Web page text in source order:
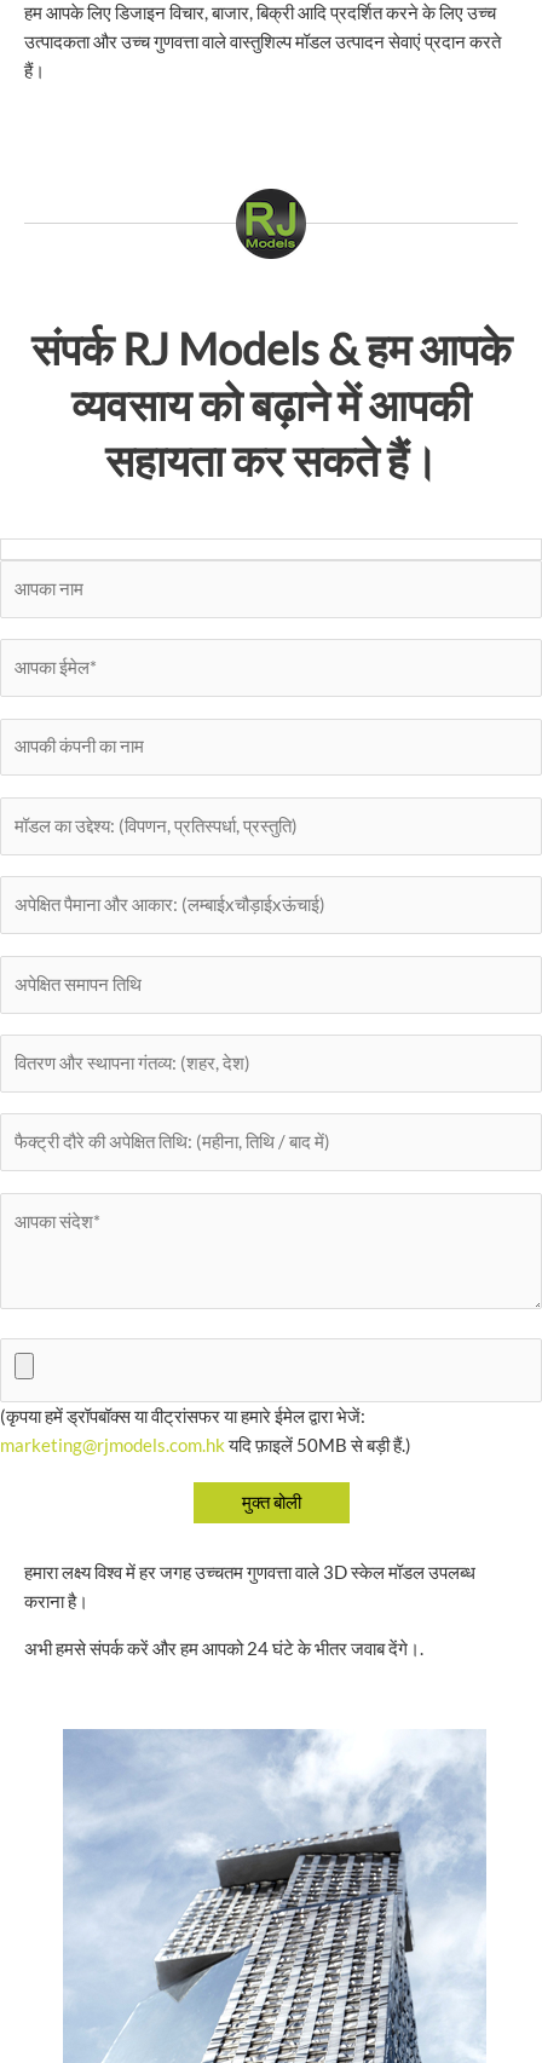
हम आपके लिए डिजाइन विचार, बाजार, बिक्री आदि प्रदर्शित करने के लिए उच्च
उत्पादकता और उच्च गुणवत्ता वाले वास्तुशिल्प मॉडल उत्पादन सेवाएं प्रदान करते
हैं।
संपर्कRJ Models& हम आपके
व्यवसाय को बढ़ाने में आपकी
सहायता कर सकते हैं।
(कृपया हमें ड्रॉपबॉक्स या वीट्रांसफर या हमारे ईमेल द्वारा भेजें:
marketing@rjmodels.com.hkयदि फ़ाइलें 50MB से बड़ी हैं.)
हमारा लक्ष्य विश्व में हर जगह उच्चतम गुणवत्ता वाले 3D स्केल मॉडल उपलब्ध
कराना है।
अभी हमसे संपर्क करें और हम आपको 24 घंटे के भीतर जवाब देंगे।.